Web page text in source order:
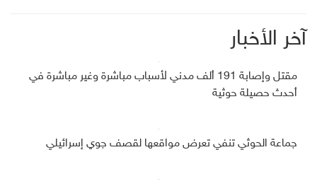
آخر الأخبار
مقتل وإصابة 191 ألف مدني لأسباب مباشرة وغير مباشرة في
أحدث حصيلة حوثية
جماعة الحوثي تنفي تعرض مواقعها لقصف جوي إسرائيلي